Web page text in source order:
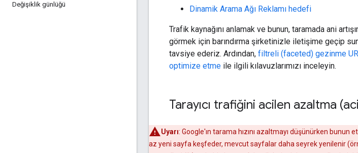
Değişiklik günlüğü
Dinamik Arama Ağı Reklamı hedefi
Trafik kaynağını anlamak ve bunun, taramada ani
görmek için barındırma şirketinizle iletişime geçip
tavsiye ederiz. Ardından, filtreli (faceted) gezinme
optimize etme ile ilgili kılavuzlarımızı inceleyin.
Tarayıcı trafiğini acilen azaltma
Uyarı: Google'ın tarama hızını azaltmayı düşünürken bunun
az yeni sayfa keşfeder, mevcut sayfalar daha seyrek yenilenir